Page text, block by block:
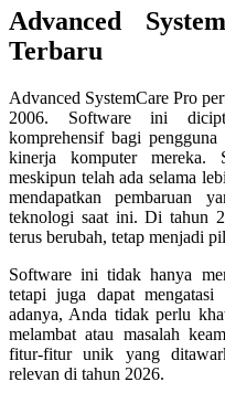
Advanced
Terbaru
Advanced SystemCare Pro
2006. Software ini
komprehensif bagi
kinerja komputer mereka.
meskipun telah ada selama
mendapatkan pembaruan
teknologi saat ini. Di tahun
terus berubah, tetap menjadi
Software ini tidak hanya
tetapi juga dapat
adanya, Anda tidak perlu
melambat atau masalah
fitur-fitur unik yang
relevan di tahun 2026.